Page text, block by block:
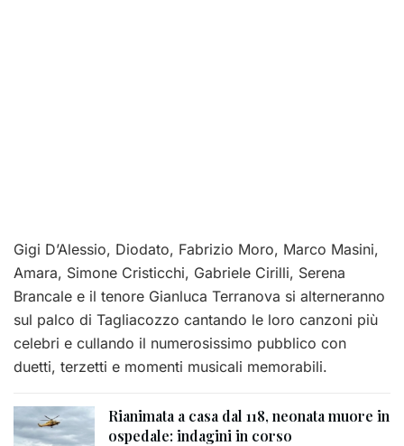
Gigi D’Alessio, Diodato, Fabrizio Moro, Marco Masini,
Amara, Simone Cristicchi, Gabriele Cirilli, Serena
Brancale e il tenore Gianluca Terranova si alterneranno
sul palco di Tagliacozzo cantando le loro canzoni più
celebri e cullando il numerosissimo pubblico con
duetti, terzetti e momenti musicali memorabili.
Rianimata a casa dal 118, neonata muore in
ospedale: indagini in corso